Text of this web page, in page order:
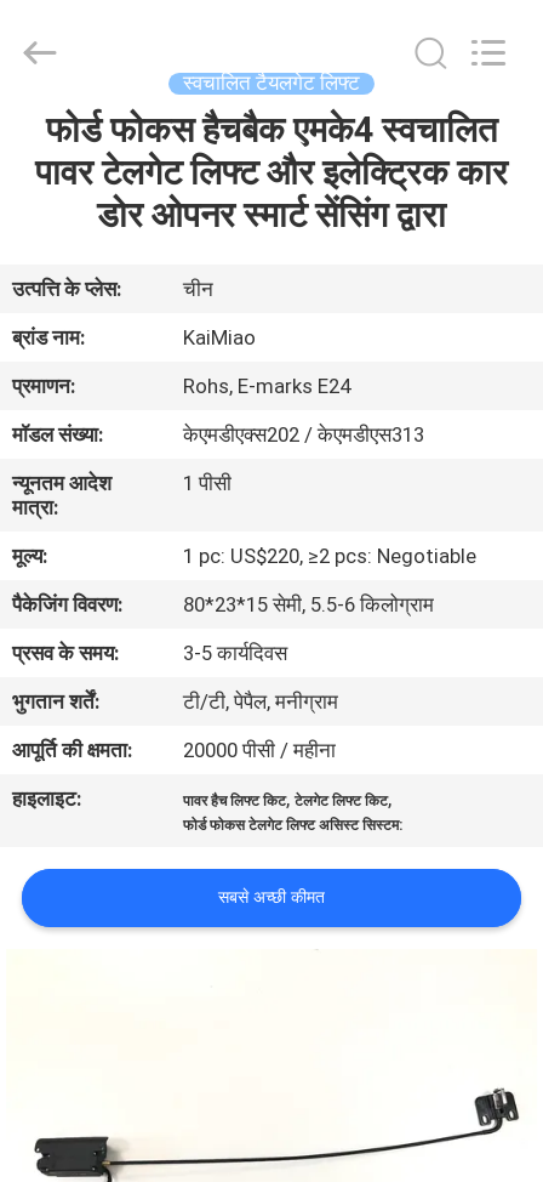
हमारे
बारे
में
कारखाना
भ्रमण
गुणवत्ता
नियंत्रण
संपर्क
करें
समाचार
एक
उद्धरण
साइटमैप
Technology
Reserved.
स्वचालित टैयलगेट लिफ्ट
फोर्ड फोकस हैचबैक एमके4 स्वचालित
पावर टेलगेट लिफ्ट और इलेक्ट्रिक कार
डोर ओपनर स्मार्ट सेंसिंग द्वारा
उत्पत्ति के प्लेस:
चीन
ब्रांड नाम:
KaiMiao
प्रमाणन:
Rohs, E-marks E24
मॉडल संख्या:
केएमडीएक्स202 / केएमडीएस313
न्यूनतम आदेश
मात्रा:
1 पीसी
मूल्य:
1 pc: US$220, ≥2 pcs: Negotiable
पैकेजिंग विवरण:
80*23*15 सेमी, 5.5-6 किलोग्राम
प्रसव के समय:
3-5 कार्यदिवस
भुगतान शर्तें:
टी/टी, पेपैल, मनीग्राम
आपूर्ति की क्षमता:
20000 पीसी / महीना
हाइलाइट:
पावर हैच लिफ्ट किट,टेलगेट लिफ्ट किट,
फोर्ड फोकस टेलगेट लिफ्ट असिस्ट सिस्टम:
सबसे अच्छी कीमत